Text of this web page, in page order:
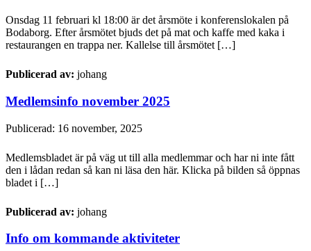
Onsdag 11 februari kl 18:00 är det årsmöte i konferenslokalen på
Bodaborg. Efter årsmötet bjuds det på mat och kaffe med kaka i
restaurangen en trappa ner. Kallelse till årsmötet […]
Publicerad av: johang
Medlemsinfo november 2025
Publicerad: 16 november, 2025
Medlemsbladet är på väg ut till alla medlemmar och har ni inte fått
den i lådan redan så kan ni läsa den här. Klicka på bilden så öppnas
bladet i […]
Publicerad av: johang
Info om kommande aktiviteter